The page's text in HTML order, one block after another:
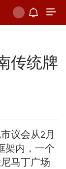
传统牌
议会从2月
架内，一个
马丁广场